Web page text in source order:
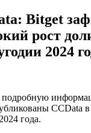
Bitget
рост
2024
подробную
CCData в
года.